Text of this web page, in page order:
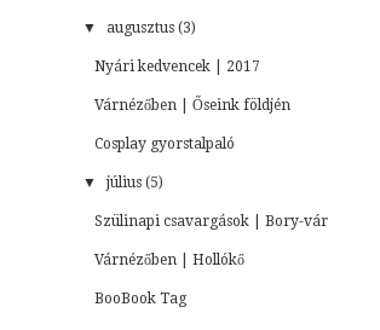
▼ augusztus (3)
Nyári kedvencek | 2017
Várnézőben | Őseink földjén
Cosplay gyorstalpaló
▼ július (5)
Szülinapi csavargások | Bory-vár
Várnézőben | Hollókő
BooBook Tag